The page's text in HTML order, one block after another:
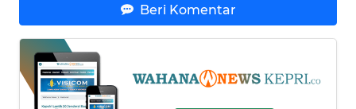
Beri Komentar
WN
LAMPUNG